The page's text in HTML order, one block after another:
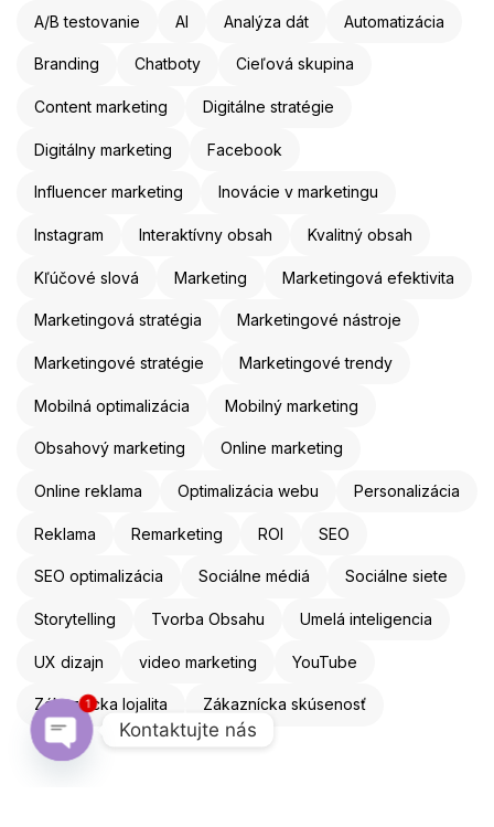
A/B testovanie AI Analýza dát Automatizácia
Branding Chatboty Cieľová skupina
Content marketing Digitálne stratégie
Digitálny marketing Facebook
Influencer marketing Inovácie v marketingu
Instagram Interaktívny obsah Kvalitný obsah
Kľúčové slová Marketing Marketingová efektivita
Marketingová stratégia Marketingové nástroje
Marketingové stratégie Marketingové trendy
Mobilná optimalizácia Mobilný marketing
Obsahový marketing Online marketing
Online reklama Optimalizácia webu Personalizácia
Reklama Remarketing ROI SEO
SEO optimalizácia Sociálne médiá Sociálne siete
Storytelling Tvorba Obsahu Umelá inteligencia
UX dizajn video marketing YouTube
Zákaznícka lojalita Zákaznícka skúsenosť
Kontaktujte nás
1